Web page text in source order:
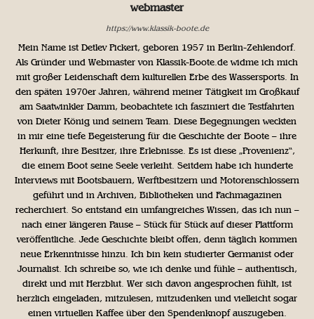
webmaster
https://www.klassik-boote.de
Mein Name ist Detlev Pickert, geboren 1957 in Berlin-Zehlendorf.
Als Gründer und Webmaster von Klassik-Boote.de widme ich mich
mit großer Leidenschaft dem kulturellen Erbe des Wassersports. In
den späten 1970er Jahren, während meiner Tätigkeit im Großkauf
am Saatwinkler Damm, beobachtete ich fasziniert die Testfahrten
von Dieter König und seinem Team. Diese Begegnungen weckten
in mir eine tiefe Begeisterung für die Geschichte der Boote – ihre
Herkunft, ihre Besitzer, ihre Erlebnisse. Es ist diese „Provenienz“,
die einem Boot seine Seele verleiht. Seitdem habe ich hunderte
Interviews mit Bootsbauern, Werftbesitzern und Motorenschlossern
geführt und in Archiven, Bibliotheken und Fachmagazinen
recherchiert. So entstand ein umfangreiches Wissen, das ich nun –
nach einer längeren Pause – Stück für Stück auf dieser Plattform
veröffentliche. Jede Geschichte bleibt offen, denn täglich kommen
neue Erkenntnisse hinzu. Ich bin kein studierter Germanist oder
Journalist. Ich schreibe so, wie ich denke und fühle – authentisch,
direkt und mit Herzblut. Wer sich davon angesprochen fühlt, ist
herzlich eingeladen, mitzulesen, mitzudenken und vielleicht sogar
einen virtuellen Kaffee über den Spendenknopf auszugeben.